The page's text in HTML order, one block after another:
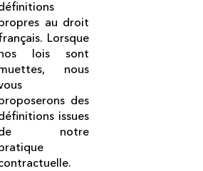
au droit
Lorsque
lois sont
nous
des
issues
notre